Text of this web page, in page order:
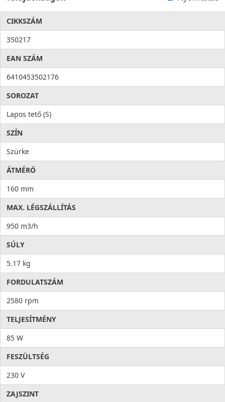
CIKKSZÁM
350217
EAN SZÁM
6410453502176
SOROZAT
Lapos tető (S)
SZÍN
Szürke
ÁTMÉRŐ
160 mm
MAX. LÉGSZÁLLÍTÁS
950 m3/h
SÚLY
5.17 kg
FORDULATSZÁM
2580 rpm
TELJESÍTMÉNY
85 W
FESZÜLTSÉG
230 V
ZAJSZINT